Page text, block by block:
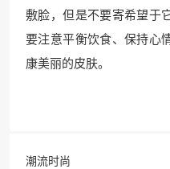
敷脸，但是不要寄希望于
要注意平衡饮食、保持心
康美丽的皮肤。
潮流时尚